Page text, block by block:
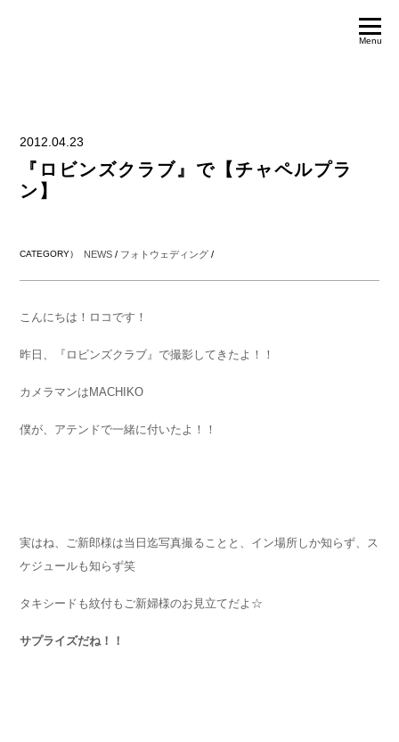
Menu
2012.04.23
『ロビンズクラブ』で【チャペルプラ
ン】
CATEGORY） NEWS / フォトウェディング /
こんにちは！ロコです！
昨日、『ロビンズクラブ』で撮影してきたよ！！
カメラマンはMACHIKO
僕が、アテンドで一緒に付いたよ！！
実はね、ご新郎様は当日迄写真撮ることと、イン場所しか知らず、ス
ケジュールも知らず笑
タキシードも紋付もご新婦様のお見立てだよ☆
サプライズだね！！